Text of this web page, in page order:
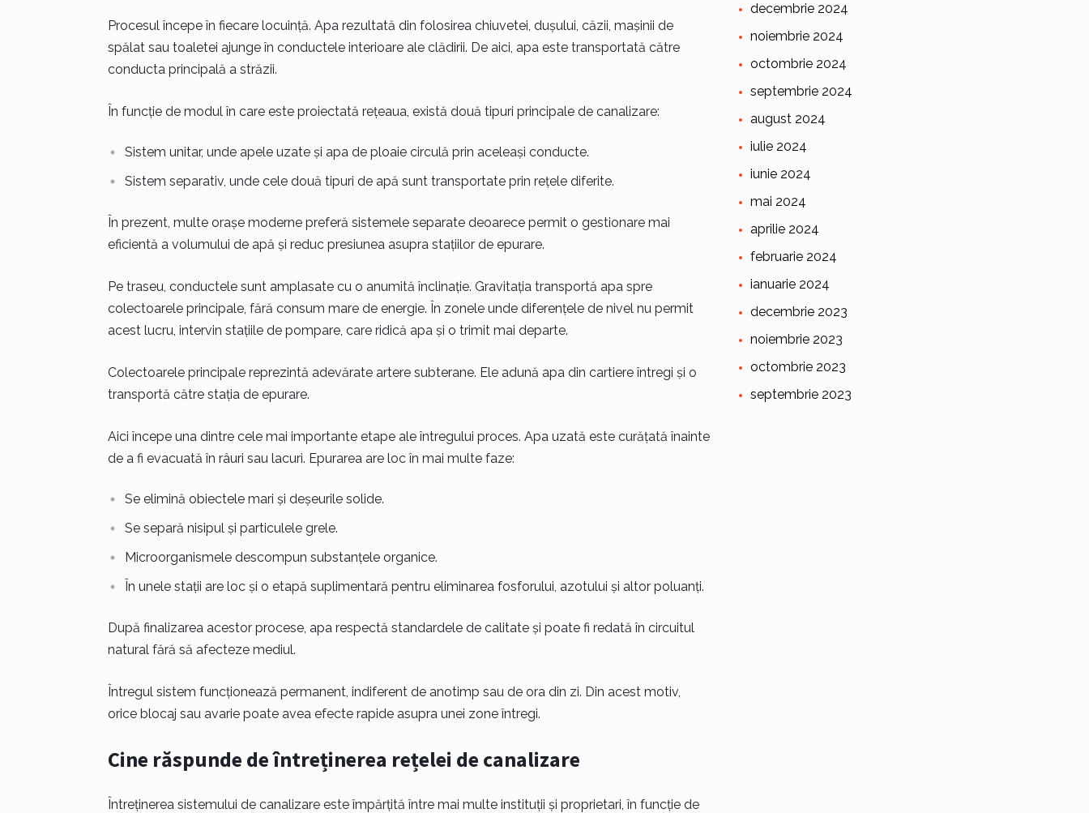
Procesul începe în fiecare locuință. Apa rezultată din folosirea chiuvetei, dușului, căzii, mașinii de
spălat sau toaletei ajunge în conductele interioare ale clădirii. De aici, apa este transportată către
conducta principală a străzii.
În funcție de modul în care este proiectată rețeaua, există două tipuri principale de canalizare:
Sistem unitar, unde apele uzate și apa de ploaie circulă prin aceleași conducte.
Sistem separativ, unde cele două tipuri de apă sunt transportate prin rețele diferite.
În prezent, multe orașe moderne preferă sistemele separate deoarece permit o gestionare mai
eficientă a volumului de apă și reduc presiunea asupra stațiilor de epurare.
Pe traseu, conductele sunt amplasate cu o anumită înclinație. Gravitația transportă apa spre
colectoarele principale, fără consum mare de energie. În zonele unde diferențele de nivel nu permit
acest lucru, intervin stațiile de pompare, care ridică apa și o trimit mai departe.
Colectoarele principale reprezintă adevărate artere subterane. Ele adună apa din cartiere întregi și o
transportă către stația de epurare.
Aici începe una dintre cele mai importante etape ale întregului proces. Apa uzată este curățată înainte
de a fi evacuată în râuri sau lacuri. Epurarea are loc în mai multe faze:
Se elimină obiectele mari și deșeurile solide.
Se separă nisipul și particulele grele.
Microorganismele descompun substanțele organice.
În unele stații are loc și o etapă suplimentară pentru eliminarea fosforului, azotului și altor poluanți.
După finalizarea acestor procese, apa respectă standardele de calitate și poate fi redată în circuitul
natural fără să afecteze mediul.
Întregul sistem funcționează permanent, indiferent de anotimp sau de ora din zi. Din acest motiv,
orice blocaj sau avarie poate avea efecte rapide asupra unei zone întregi.
Cine răspunde de întreținerea rețelei de canalizare
Întreținerea sistemului de canalizare este împărțită între mai multe instituții și proprietari, în funcție de
decembrie 2024
noiembrie 2024
octombrie 2024
septembrie 2024
august 2024
iulie 2024
iunie 2024
mai 2024
aprilie 2024
februarie 2024
ianuarie 2024
decembrie 2023
noiembrie 2023
octombrie 2023
septembrie 2023